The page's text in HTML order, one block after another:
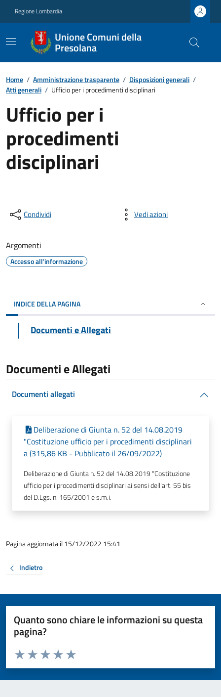
Regione Lombardia
Unione Comuni della
Presolana
Home / Amministrazione trasparente / Disposizioni generali /
Atti generali / Ufficio per i procedimenti disciplinari
Ufficio per i
procedimenti
disciplinari
Condividi Vedi azioni
Argomenti
Accesso all'informazione
INDICE DELLA PAGINA
Documenti e Allegati
Documenti e Allegati
Documenti allegati
Deliberazione di Giunta n. 52 del 14.08.2019
"Costituzione ufficio per i procedimenti disciplinari
a (315,86 KB - Pubblicato il 26/09/2022)
Deliberazione di Giunta n. 52 del 14.08.2019 "Costituzione
ufficio per i procedimenti disciplinari ai sensi dell'art. 55 bis
del D.Lgs. n. 165/2001 e s.m.i.
Pagina aggiornata il 15/12/2022 15:41
Indietro
Quanto sono chiare le informazioni su questa
pagina?
Valuta da 1 a 5 stelle la pagina
Valuta 5 stelle su 5
Valuta 4 stelle su 5
Valuta 3 stelle su 5
Valuta 2 stelle su 5
Valuta 1 stelle su 5